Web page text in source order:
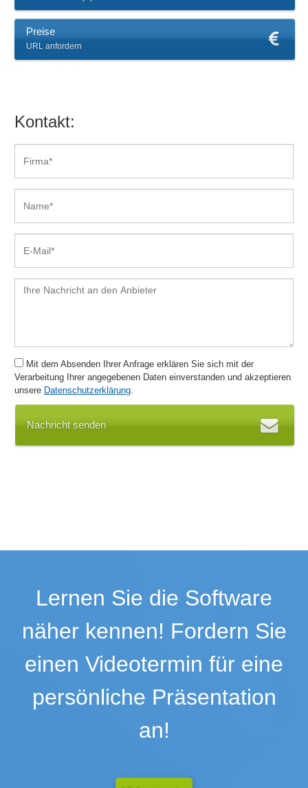
Preise
URL anfordern
Kontakt:
Mit dem Absenden Ihrer Anfrage erklären Sie sich mit der
Verarbeitung Ihrer angegebenen Daten einverstanden und akzeptieren
unsere Datenschutzerklärung.
Nachricht senden
Lernen Sie die Software
näher kennen! Fordern Sie
einen Videotermin für eine
persönliche Präsentation
an!